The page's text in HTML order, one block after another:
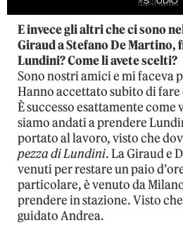
E invece gli altri che ci sono
Giraud a Stefano De Martino,
Lundini? Come li avete scelti?
Sono nostri amici e mi faceva
Hanno accettato subito di
È successo esattamente come
siamo andati a prendere
portato al lavoro, visto che
pezza di Lundini. La Giraud e
venuti per restare un paio
particolare, è venuto da
prendere in stazione. Visto
guidato Andrea.